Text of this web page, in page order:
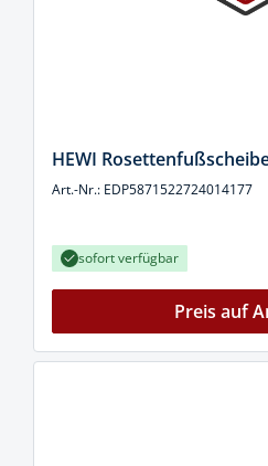
HEWI
Art.-Nr.: EDP5871522724014177
sofort verfügbar
Preis auf